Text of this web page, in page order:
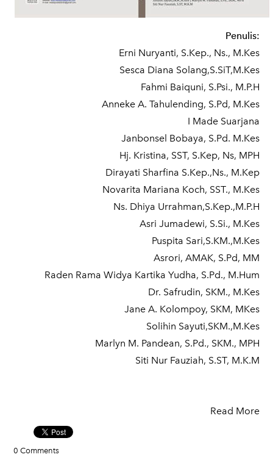
Penulis:
Erni Nuryanti, S.Kep., Ns., M.Kes
Sesca Diana Solang,S.SiT,M.Kes
Fahmi Baiquni, S.Psi., M.P.H
Anneke A. Tahulending, S.Pd, M.Kes
I Made Suarjana
Janbonsel Bobaya, S.Pd. M.Kes
Hj. Kristina, SST, S.Kep, Ns, MPH
Dirayati Sharfina S.Kep.,Ns., M.Kep
Novarita Mariana Koch, SST., M.Kes
Ns. Dhiya Urrahman,S.Kep.,M.P.H
Asri Jumadewi, S.Si., M.Kes
Puspita Sari,S.KM.,M.Kes
Asrori, AMAK, S.Pd, MM
Raden Rama Widya Kartika Yudha, S.Pd., M.Hum
Dr. Safrudin, SKM., M.Kes
Jane A. Kolompoy, SKM, MKes
Solihin Sayuti,SKM.,M.Kes
Marlyn M. Pandean, S.Pd., SKM., MPH
Siti Nur Fauziah, S.ST, M.K.M
Read More
0 Comments